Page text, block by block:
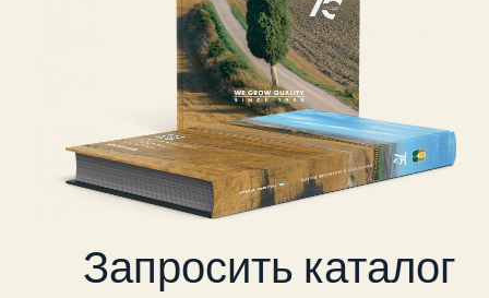
Запросить каталог